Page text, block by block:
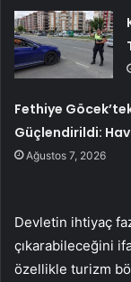
Fethiye
Güçlendirildi:
Ağustos 7, 2026
Devletin ihtiyaç
çıkarabileceğini
özellikle turizm